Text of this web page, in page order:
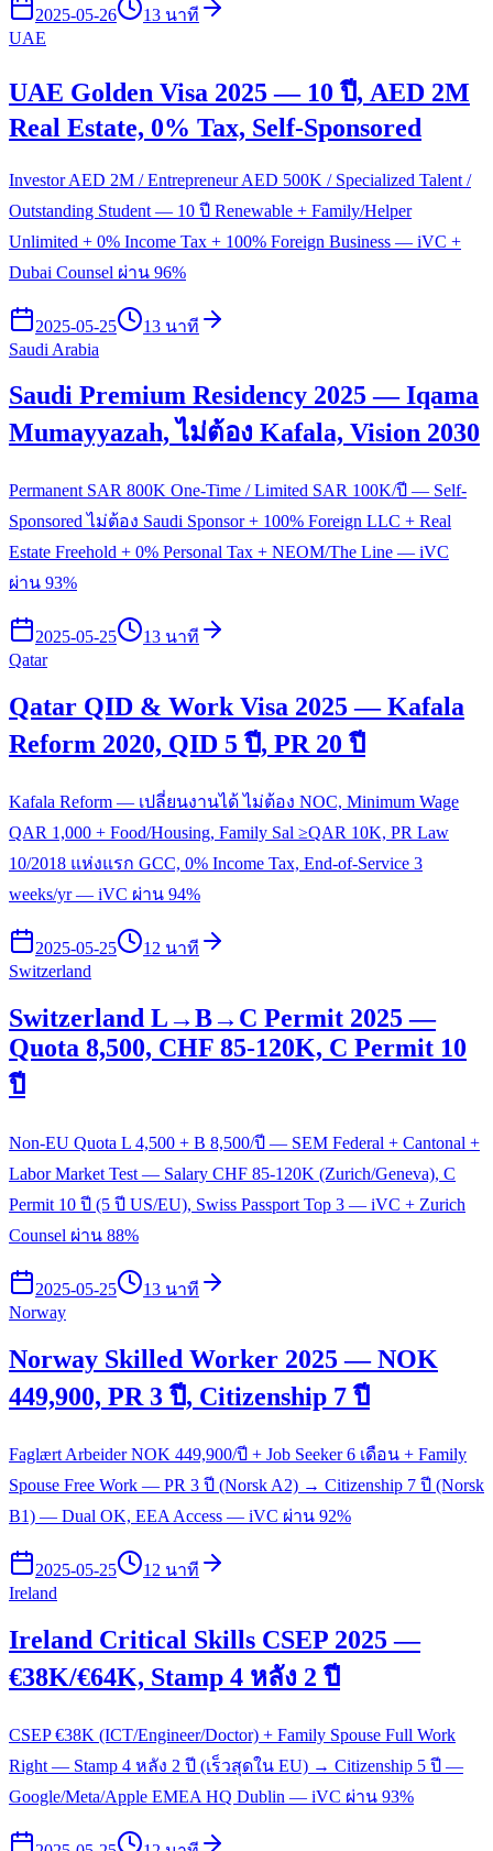
2025-05-26
13 นาที
UAE
UAE Golden Visa 2025 — 10 ปี, AED 2M
Real Estate, 0% Tax, Self-Sponsored
Investor AED 2M / Entrepreneur AED 500K / Specialized Talent /
Outstanding Student — 10 ปี Renewable + Family/Helper
Unlimited + 0% Income Tax + 100% Foreign Business — iVC +
Dubai Counsel ผ่าน 96%
2025-05-25
13 นาที
Saudi Arabia
Saudi Premium Residency 2025 — Iqama
Mumayyazah, ไม่ต้อง Kafala, Vision 2030
Permanent SAR 800K One-Time / Limited SAR 100K/ปี — Self-
Sponsored ไม่ต้อง Saudi Sponsor + 100% Foreign LLC + Real
Estate Freehold + 0% Personal Tax + NEOM/The Line — iVC
ผ่าน 93%
2025-05-25
13 นาที
Qatar
Qatar QID & Work Visa 2025 — Kafala
Reform 2020, QID 5 ปี, PR 20 ปี
Kafala Reform — เปลี่ยนงานได้ ไม่ต้อง NOC, Minimum Wage
QAR 1,000 + Food/Housing, Family Sal ≥QAR 10K, PR Law
10/2018 แห่งแรก GCC, 0% Income Tax, End-of-Service 3
weeks/yr — iVC ผ่าน 94%
2025-05-25
12 นาที
Switzerland
Switzerland L→B→C Permit 2025 —
Quota 8,500, CHF 85-120K, C Permit 10
ปี
Non-EU Quota L 4,500 + B 8,500/ปี — SEM Federal + Cantonal +
Labor Market Test — Salary CHF 85-120K (Zurich/Geneva), C
Permit 10 ปี (5 ปี US/EU), Swiss Passport Top 3 — iVC + Zurich
Counsel ผ่าน 88%
2025-05-25
13 นาที
Norway
Norway Skilled Worker 2025 — NOK
449,900, PR 3 ปี, Citizenship 7 ปี
Faglært Arbeider NOK 449,900/ปี + Job Seeker 6 เดือน + Family
Spouse Free Work — PR 3 ปี (Norsk A2) → Citizenship 7 ปี (Norsk
B1) — Dual OK, EEA Access — iVC ผ่าน 92%
2025-05-25
12 นาที
Ireland
Ireland Critical Skills CSEP 2025 —
€38K/€64K, Stamp 4 หลัง 2 ปี
CSEP €38K (ICT/Engineer/Doctor) + Family Spouse Full Work
Right — Stamp 4 หลัง 2 ปี (เร็วสุดใน EU) → Citizenship 5 ปี —
Google/Meta/Apple EMEA HQ Dublin — iVC ผ่าน 93%